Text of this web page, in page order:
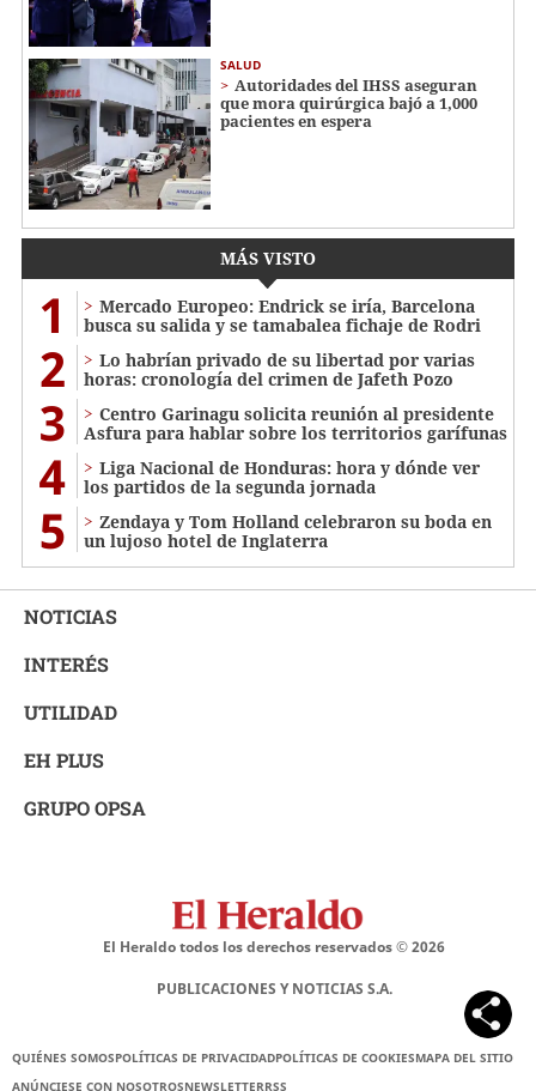
SALUD
Autoridades del IHSS aseguran
que mora quirúrgica bajó a 1,000
pacientes en espera
MÁS VISTO
1
Mercado Europeo: Endrick se iría, Barcelona
busca su salida y se tamabalea fichaje de Rodri
2
Lo habrían privado de su libertad por varias
horas: cronología del crimen de Jafeth Pozo
3
Centro Garinagu solicita reunión al presidente
Asfura para hablar sobre los territorios garífunas
4
Liga Nacional de Honduras: hora y dónde ver
los partidos de la segunda jornada
5
Zendaya y Tom Holland celebraron su boda en
un lujoso hotel de Inglaterra
NOTICIAS
INTERÉS
UTILIDAD
EH PLUS
GRUPO OPSA
El Heraldo todos los derechos reservados ©2026
PUBLICACIONES Y NOTICIAS S.A.
QUIÉNES SOMOSPOLÍTICAS DE PRIVACIDADPOLÍTICAS DE COOKIESMAPA DEL SITIO
ANÚNCIESE CON NOSOTROSNEWSLETTERRSS